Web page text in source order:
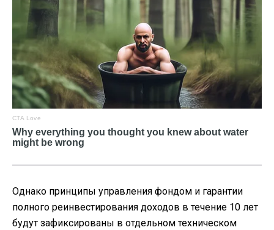
Однако принципы управления фондом и гарантии
полного реинвестирования доходов в течение 10 лет
будут зафиксированы в отдельном техническом